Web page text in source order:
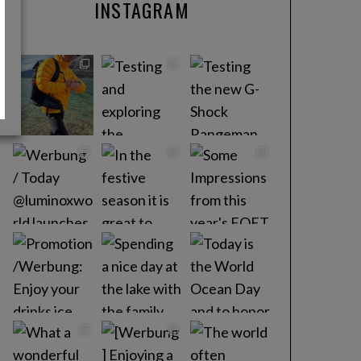
INSTAGRAM